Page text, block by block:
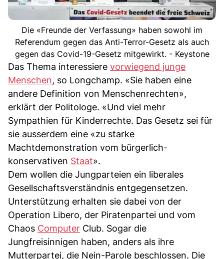
Die «Freunde der Verfassung» haben sowohl im
Referendum gegen das Anti-Terror-Gesetz als auch
gegen das Covid-19-Gesetz mitgewirkt. - Keystone
Das Thema interessiere vorwiegend junge
Menschen, so Longchamp. «Sie haben eine
andere Definition von Menschenrechten»,
erklärt der Politologe. «Und viel mehr
Sympathien für Kinderrechte. Das Gesetz sei für
sie ausserdem eine «zu starke
Machtdemonstration vom bürgerlich-
konservativen Staat».
Dem wollen die Jungparteien ein liberales
Gesellschaftsverständnis entgegensetzen.
Unterstützung erhalten sie dabei von der
Operation Libero, der Piratenpartei und vom
Chaos Computer Club. Sogar die
Jungfreisinnigen haben, anders als ihre
Mutterpartei, die Nein-Parole beschlossen. Die